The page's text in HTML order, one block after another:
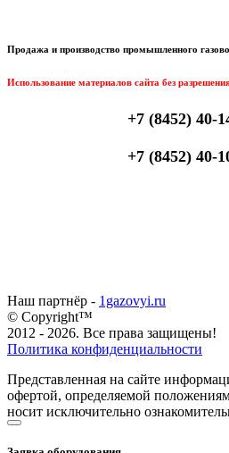
Продажа и производство промышленного
Использование материалов сайта без
+7 (8452) 40-
+7 (8452) 40-
Наш партнёр - 1gazovyi.ru
© Copyright™
2012 - 2026. Все права защищены!
Политика конфиденциальности
Представленная на сайте
офертой, определяемой
носит исключительно